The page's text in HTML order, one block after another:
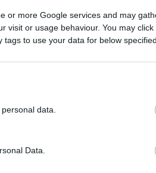
or more Google services and may
visit or usage behaviour. You may
to use your data for below
data.
Data.